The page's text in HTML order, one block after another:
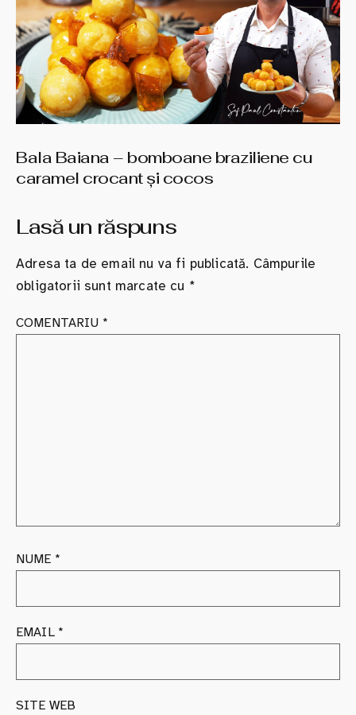
Bala Baiana – bomboane braziliene cu
caramel crocant şi cocos
Lasă un răspuns
Adresa ta de email nu va fi publicată. Câmpurile
obligatorii sunt marcate cu *
COMENTARIU *
NUME *
EMAIL *
SITE WEB